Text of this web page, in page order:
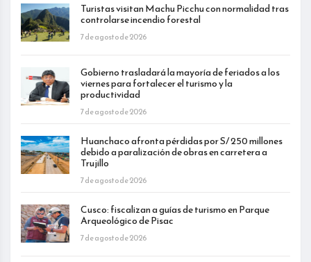
Turistas visitan Machu Picchu con normalidad tras
controlarse incendio forestal
7 de agosto de 2026
Gobierno trasladará la mayoría de feriados a los
viernes para fortalecer el turismo y la
productividad
7 de agosto de 2026
Huanchaco afronta pérdidas por S/ 250 millones
debido a paralización de obras en carretera a
Trujillo
7 de agosto de 2026
Cusco: fiscalizan a guías de turismo en Parque
Arqueológico de Pisac
7 de agosto de 2026